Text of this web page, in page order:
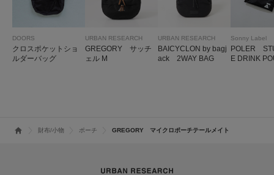
DOORS
クロスポケットショ
ルダーバッグ
URBAN RESEARCH
GREGORY サッチ
ェル M
URBAN RESEARCH
BAICYCLON by bagj
ack 2WAY BAG
Sonny Label
POLER
E DRINK
財布/小物 ポーチ GREGORY マイクロポーチテールメイト